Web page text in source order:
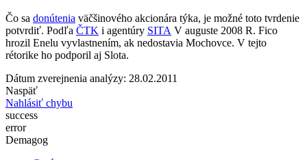
Čo sa donútenia väčšinového akcionára týka, je možné toto tvrdenie
potvrdiť. Podľa ČTK i agentúry SITA V auguste 2008 R. Fico
hrozil Enelu vyvlastnením, ak nedostavia Mochovce. V tejto
rétorike ho podporil aj Slota.
Dátum zverejnenia analýzy: 28.02.2011
Naspäť
Nahlásiť chybu
success
error
Demagog